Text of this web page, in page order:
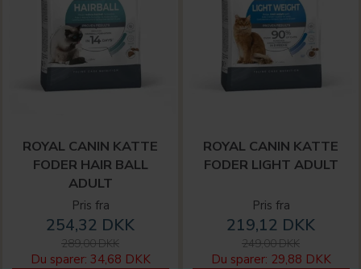
ROYAL CANIN KATTE
FODER HAIR BALL
ADULT
Pris fra
254,32 DKK
289,00 DKK
Du sparer: 34,68 DKK
ROYAL CANIN KATTE
FODER LIGHT ADULT
Pris fra
219,12 DKK
249,00 DKK
Du sparer: 29,88 DKK